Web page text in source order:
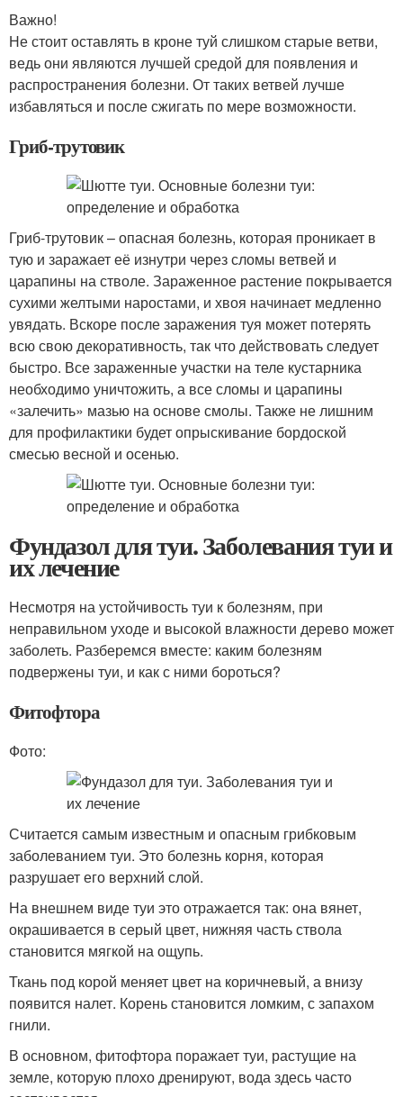
Важно!
Не стоит оставлять в кроне туй слишком старые ветви,
ведь они являются лучшей средой для появления и
распространения болезни. От таких ветвей лучше
избавляться и после сжигать по мере возможности.
Гриб-трутовик
Гриб-трутовик – опасная болезнь, которая проникает в
тую и заражает её изнутри через сломы ветвей и
царапины на стволе. Зараженное растение покрывается
сухими желтыми наростами, и хвоя начинает медленно
увядать. Вскоре после заражения туя может потерять
всю свою декоративность, так что действовать следует
быстро. Все зараженные участки на теле кустарника
необходимо уничтожить, а все сломы и царапины
«залечить» мазью на основе смолы. Также не лишним
для профилактики будет опрыскивание бордоской
смесью весной и осенью.
Фундазол для туи. Заболевания туи и
их лечение
Несмотря на устойчивость туи к болезням, при
неправильном уходе и высокой влажности дерево может
заболеть. Разберемся вместе: каким болезням
подвержены туи, и как с ними бороться?
Фитофтора
Фото:
Считается самым известным и опасным грибковым
заболеванием туи. Это болезнь корня, которая
разрушает его верхний слой.
На внешнем виде туи это отражается так: она вянет,
окрашивается в серый цвет, нижняя часть ствола
становится мягкой на ощупь.
Ткань под корой меняет цвет на коричневый, а внизу
появится налет. Корень становится ломким, с запахом
гнили.
В основном, фитофтора поражает туи, растущие на
земле, которую плохо дренируют, вода здесь часто